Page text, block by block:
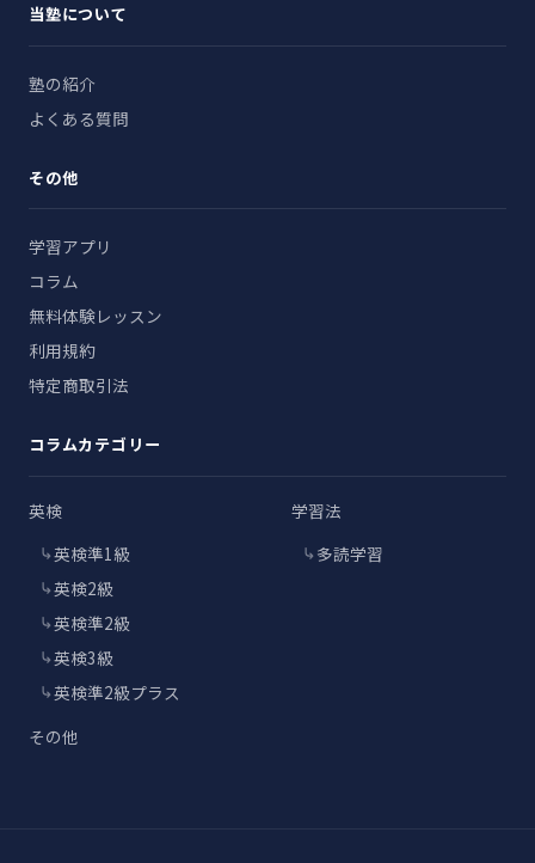
当塾について
塾の紹介
よくある質問
その他
学習アプリ
コラム
無料体験レッスン
利用規約
特定商取引法
コラムカテゴリー
英検
英検準1級
英検2級
英検準2級
英検3級
英検準2級プラス
学習法
多読学習
その他